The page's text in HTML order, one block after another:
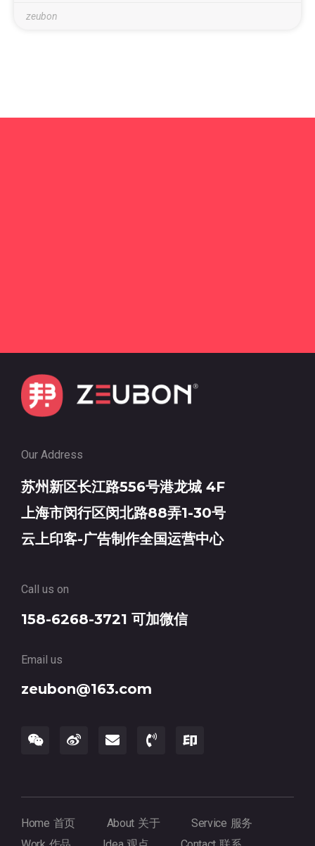
zeubon
Our Address
苏州新区长江路556号港龙城 4F
上海市闵行区闵北路88弄1-30号
云上印客-广告制作全国运营中心
Call us on
158-6268-3721 可加微信
Email us
zeubon@163.com
Home 首页 About 关于
Service 服务